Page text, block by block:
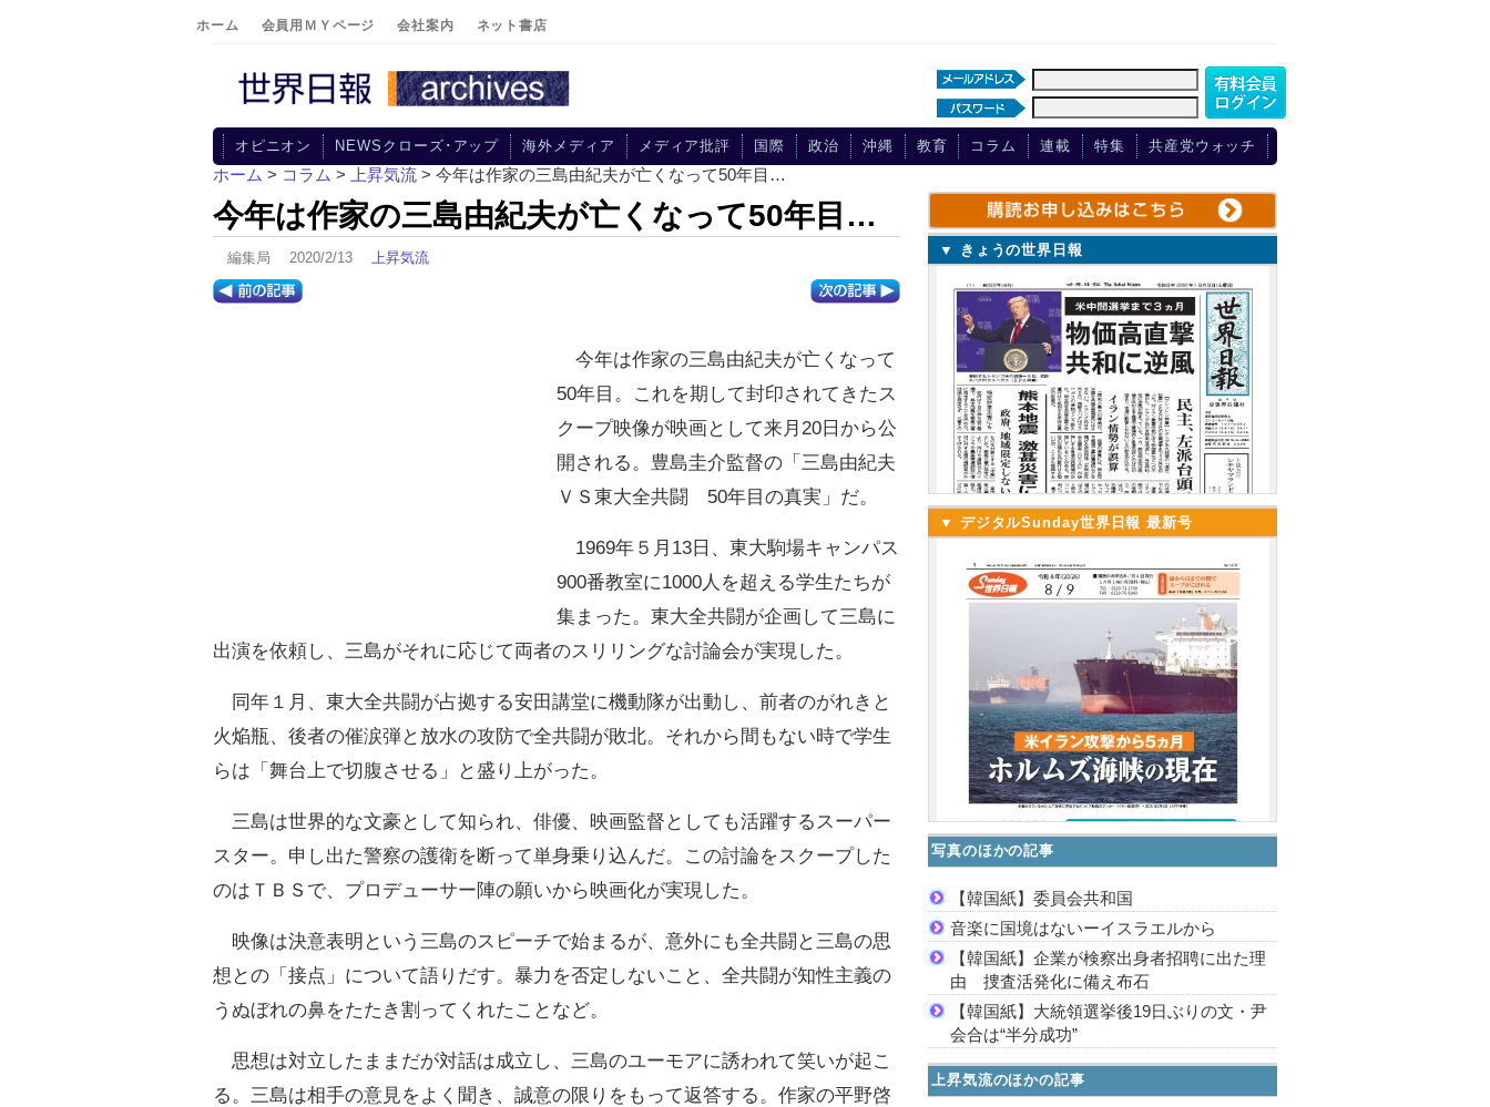
ホーム 会員用ＭＹページ 会社案内 ネット書店
オピニオン NEWSクローズ･アップ 海外メディア メディア批評 国際 政治 沖縄 教育 コラム 連載 特集 共産党ウォッチ
ホーム > コラム > 上昇気流 > 今年は作家の三島由紀夫が亡くなって50年目…
今年は作家の三島由紀夫が亡くなって50年目…
編集局 2020/2/13 上昇気流
今年は作家の三島由紀夫が亡くなって
50年目。これを期して封印されてきたス
クープ映像が映画として来月20日から公
開される。豊島圭介監督の「三島由紀夫
ＶＳ東大全共闘 50年目の真実」だ。
1969年５月13日、東大駒場キャンパス
900番教室に1000人を超える学生たちが
集まった。東大全共闘が企画して三島に
出演を依頼し、三島がそれに応じて両者のスリリングな討論会が実現した。
同年１月、東大全共闘が占拠する安田講堂に機動隊が出動し、前者のがれきと
火焔瓶、後者の催涙弾と放水の攻防で全共闘が敗北。それから間もない時で学生
らは「舞台上で切腹させる」と盛り上がった。
三島は世界的な文豪として知られ、俳優、映画監督としても活躍するスーパー
スター。申し出た警察の護衛を断って単身乗り込んだ。この討論をスクープした
のはＴＢＳで、プロデューサー陣の願いから映画化が実現した。
映像は決意表明という三島のスピーチで始まるが、意外にも全共闘と三島の思
想との「接点」について語りだす。暴力を否定しないこと、全共闘が知性主義の
うぬぼれの鼻をたたき割ってくれたことなど。
思想は対立したままだが対話は成立し、三島のユーモアに誘われて笑いが起こ
る。三島は相手の意見をよく聞き、誠意の限りをもって返答する。作家の平野啓
▼ きょうの世界日報
▼ デジタルSunday世界日報 最新号
写真のほかの記事
【韓国紙】委員会共和国
音楽に国境はないーイスラエルから
【韓国紙】企業が検察出身者招聘に出た理
由 捜査活発化に備え布石
【韓国紙】大統領選挙後19日ぶりの文・尹
会合は“半分成功”
上昇気流のほかの記事